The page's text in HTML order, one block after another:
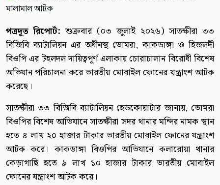
পত্রদূত রিপোর্ট: শুক্রবার (০৩ জুলাই ২০২৬) সাতক্ষীরা ৩৩
বিজিবি ব্যাটালিয়ন এর অধীনস্থ ভোমরা, কাকডাঙ্গা ও হিজলদী
বিওপি এর টহলদল দায়িত্বপূর্ণ এলাকায় চোরাচালান বিরোধী বিশেষ
অভিযান পরিচালনা করে ভারতীয় মোবাইল ফোনের যন্ত্রাংশ আটক
করেছে।
সাতক্ষীরা ৩৩ বিজিবি ব্যাটালিয়ন হেডকোয়াটার জানায়, ভোমরা
বিওপির বিশেষ আভিযানে সাতক্ষীরা সদর থানার মন্দির নামক স্থান
হতে ৪ লাখ ২০ হাজার টাকার ভারতীয় মোবাইল ফোনের যন্ত্রাংশ
আটক করে। কাকডাঙ্গা বিওপির আভিযানে কলারোয়া থানার
কেড়াগাছি হতে ৯ লাখ ১০ হাজার টাকার ভারতীয় মোবাইল
ফোনের যন্ত্রাংশ আটক করে।